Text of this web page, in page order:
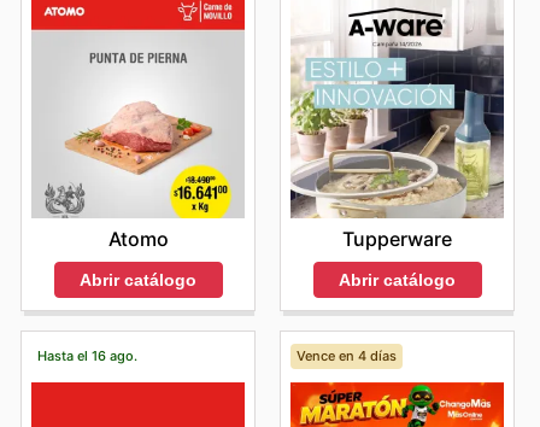
Atomo
Abrir catálogo
Tupperware
Abrir catálogo
Hasta el 16 ago. Vence en 4 días